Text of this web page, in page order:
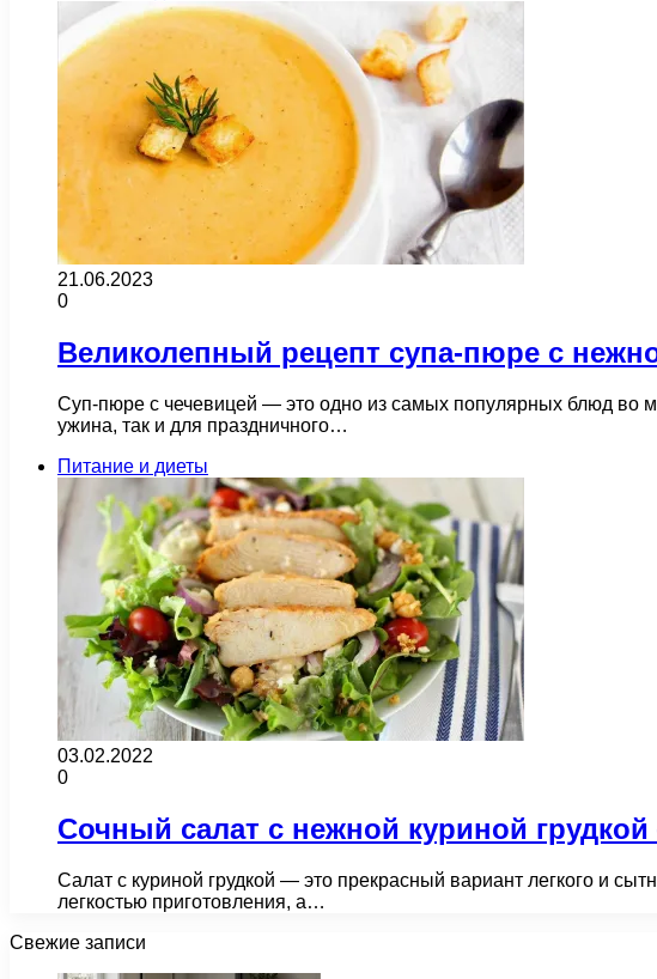
21.06.2023
0
Великолепный рецепт супа-пюре с
Суп-пюре с чечевицей — это одно из самых популярных блюд во
ужина, так и для праздничного…
Питание и диеты
03.02.2022
0
Сочный салат с нежной куриной
Салат с куриной грудкой — это прекрасный вариант легкого и
легкостью приготовления, а…
Свежие записи